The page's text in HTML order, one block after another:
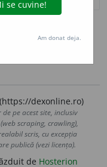
dexonline.ro)
pe acest site, inclusiv
scraping, crawling),
scris, cu excepția
publică (vezi licența).
de Hosterion
Am donat deja.